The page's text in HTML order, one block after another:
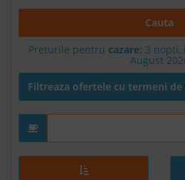
Cauta
Preturile pentru cazare: 3 nopti,
August
Filtreaza ofertele cu termeni